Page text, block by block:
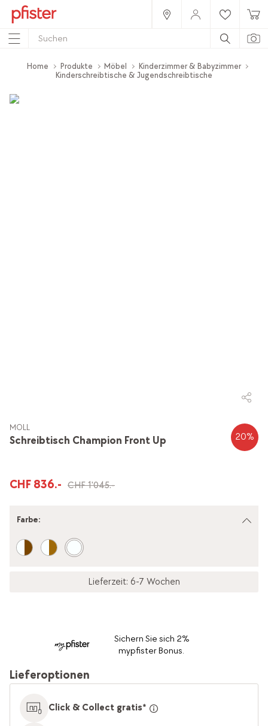
Home Produkte Möbel
Kinderzimmer & Babyzimmer
Kinderschreibtische & Jugendschreibtische
Schreibtisch Champion Front Up
MOLL
20%
CHF 836.- CHF 1'045.-
Farbe:
Lieferzeit: 6-7 Wochen
Sichern Sie sich 2%
mypfister Bonus.
Lieferoptionen
Click & Collect gratis*